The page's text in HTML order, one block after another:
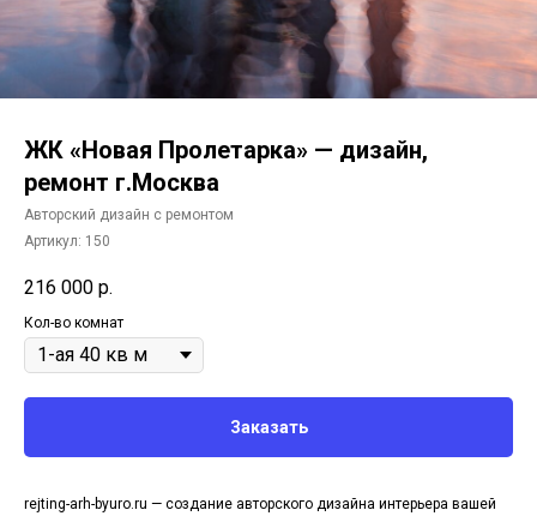
ЖК «Новая Пролетарка» — дизайн,
ремонт г.Москва
Авторский дизайн с ремонтом
Артикул: 150
216 000 р.
Кол-во комнат
Заказать
rejting-arh-byuro.ru — создание авторского дизайна интерьера вашей